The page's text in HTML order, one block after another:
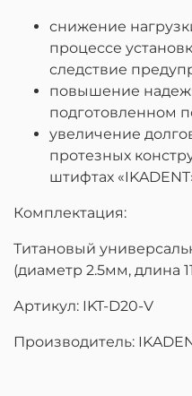
снижение
процессе
следствие
повышение
подготовленном
увеличение
протезных
штифтах
Комплектация:
Титановый
(диаметр 2.5мм, длина
Артикул: IKT-D20-V
Производитель: